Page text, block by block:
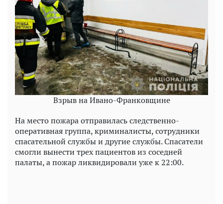
Взрыв на Ивано-Франковщине
На место пожара отправилась следственно-
оперативная группа, криминалисты, сотрудники
спасательной службы и другие службы. Спасатели
смогли вынести трех пациентов из соседней
палаты, а пожар ликвидировали уже к 22:00.